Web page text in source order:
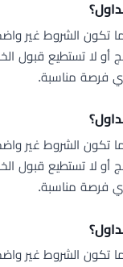
تكون الشروط غير
أو لا تستطيع قبول
فرصة مناسبة.
تكون الشروط غير
أو لا تستطيع قبول
فرصة مناسبة.
تكون الشروط غير